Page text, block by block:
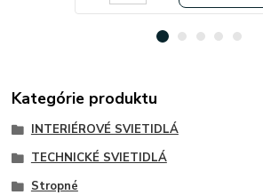
Kategórie produktu
INTERIÉROVÉ SVIETIDLÁ
TECHNICKÉ SVIETIDLÁ
Stropné